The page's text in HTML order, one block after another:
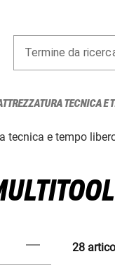
Termine da
TECNICA E
tecnica e tempo
28